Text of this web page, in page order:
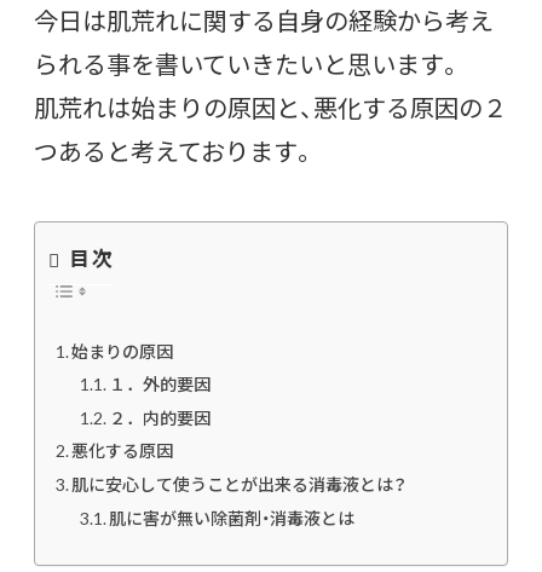
今日は肌荒れに関する自身の経験から考え
られる事を書いていきたいと思います。
肌荒れは始まりの原因と、悪化する原因の２
つあると考えております。
目次
始まりの原因
１．外的要因
２．内的要因
悪化する原因
肌に安心して使うことが出来る消毒液とは？
肌に害が無い除菌剤・消毒液とは